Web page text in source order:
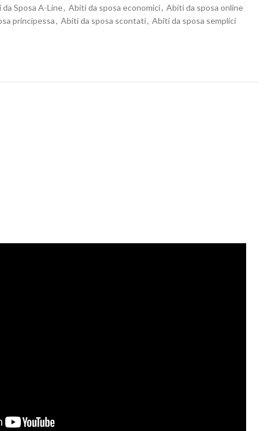
Sposa A-Line, Abiti da sposa economici, Abiti da sposa online
principessa, Abiti da sposa scontati, Abiti da sposa semplici